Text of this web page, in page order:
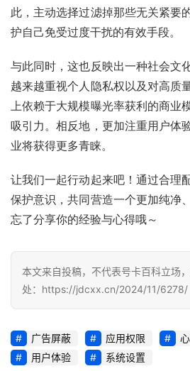
行
业
资
讯
流
量
卡
荐
号
证
增
值
业
务
登录 注册
此，主动选择过滤掉那些无关紧要
护自己免受过度干扰的有效手段。
与此同时，这也反映出一种社会文
越来越重视个人隐私权以及对高质
上依赖于大规模曝光率获利的商业
吸引力。相反地，更加注重用户体
业将获得更多青睐。
让我们一起行动起来吧！通过合理
保护意识，共同营造一个更加纯净
忘了分享你的经验与心得哦～
本文来自投稿，不代表号卡百科立场
处：https://jdcxx.cn/2024/11/6278/
广告屏蔽 应用权限
用户体验
系统设置